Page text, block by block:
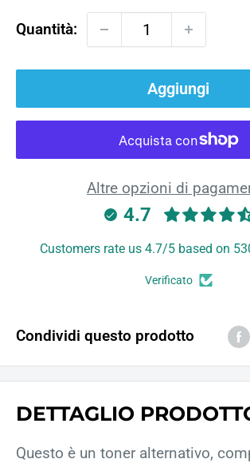
Quantità:
Aggiungi
Altre opzioni di
4.7
Customers rate us 4.7/5 based on
Verificato
Condividi questo prodotto
DETTAGLIO
Questo è un toner alternativo,